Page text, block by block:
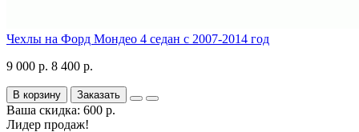
Чехлы на Форд Мондео 4 седан с 2007-2014 год
9 000 р. 8 400 р.
В корзину Заказать
Ваша скидка: 600 р.
Лидер продаж!